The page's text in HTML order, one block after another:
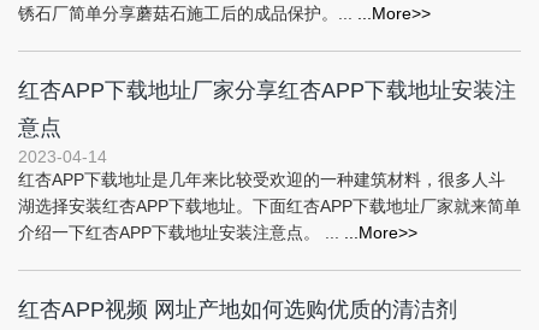
锈石厂简单分享蘑菇石施工后的成品保护。...
...More>>
红杏APP下载地址厂家分享红杏APP下载地址安装注
意点
2023-04-14
红杏APP下载地址是几年来比较受欢迎的一种建筑材料，很多人斗
湖选择安装红杏APP下载地址。下面红杏APP下载地址厂家就来简单
介绍一下红杏APP下载地址安装注意点。 ...
...More>>
红杏APP视频 网址产地如何选购优质的清洁剂